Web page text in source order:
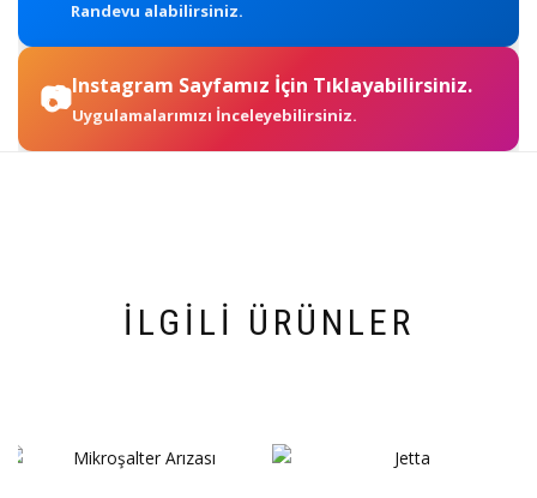
Randevu alabilirsiniz.
📷Instagram Sayfamız İçin Tıklayabilirsiniz.
Uygulamalarımızı İnceleyebilirsiniz.
İLGILI ÜRÜNLER